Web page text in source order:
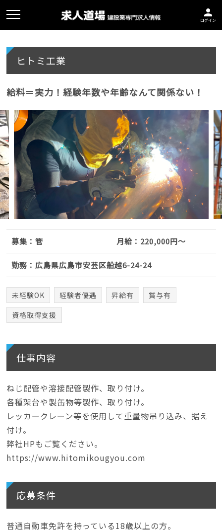
person
ログイン
ヒトミ工業
給料＝実力！経験年数や年齢なんて関係ない！
募集：管 月給：220,000円～
勤務：広島県広島市安芸区船越6-24-24
未経験OK 経験者優遇 昇給有
賞与有
資格取得支援
仕事内容
ねじ配管や溶接配管製作、取り付け。
各種架台や製缶物等製作、取り付け。
レッカークレーン等を使用して重量物吊り込み、据え
付け。
弊社HPもご覧ください。
https://www.hitomikougyou.com
応募条件
普通自動車免許を持っている18歳以上の方。